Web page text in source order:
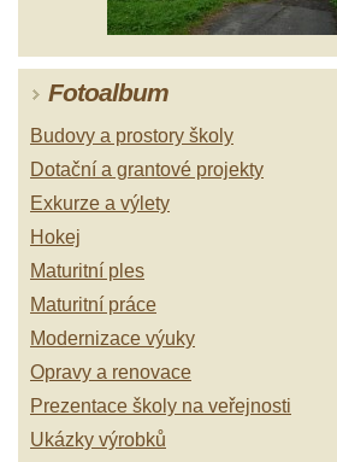
Fotoalbum
Budovy a prostory školy
Dotační a grantové projekty
Exkurze a výlety
Hokej
Maturitní ples
Maturitní práce
Modernizace výuky
Opravy a renovace
Prezentace školy na veřejnosti
Ukázky výrobků